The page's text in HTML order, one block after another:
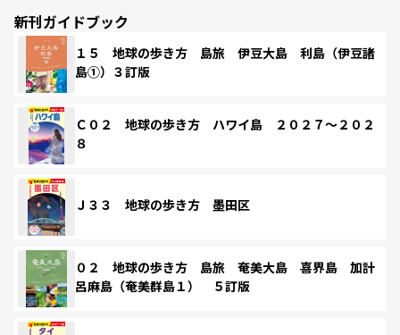
新刊ガイドブック
１５ 地球の歩き方 島旅 伊豆大島 利島（伊豆諸
島①）３訂版
Ｃ０２ 地球の歩き方 ハワイ島 ２０２７～２０２
８
Ｊ３３ 地球の歩き方 墨田区
０２ 地球の歩き方 島旅 奄美大島 喜界島 加計
呂麻島（奄美群島１） ５訂版